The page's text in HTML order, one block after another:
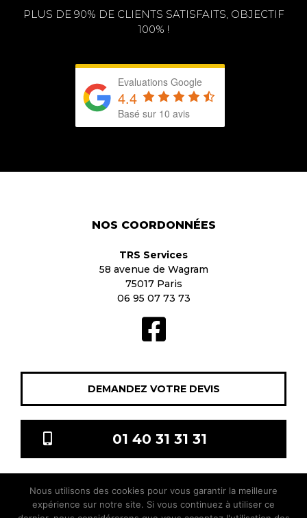
PLUS DE 90% DE CLIENTS SATISFAITS, OBJECTIF
100% !
Evaluations Google
4.4
Basé sur 10 avis
NOS COORDONNÉES
TRS Services
58 avenue de Wagram
75017 Paris
06 95 07 73 73
DEMANDEZ VOTRE DEVIS
01 40 31 31 31
TRS Services © 2021 Tous droits réservés | Mentions légales
Nous utilisons des cookies pour vous garantir la meilleure
expérience sur notre site. Si vous continuez à utiliser ce